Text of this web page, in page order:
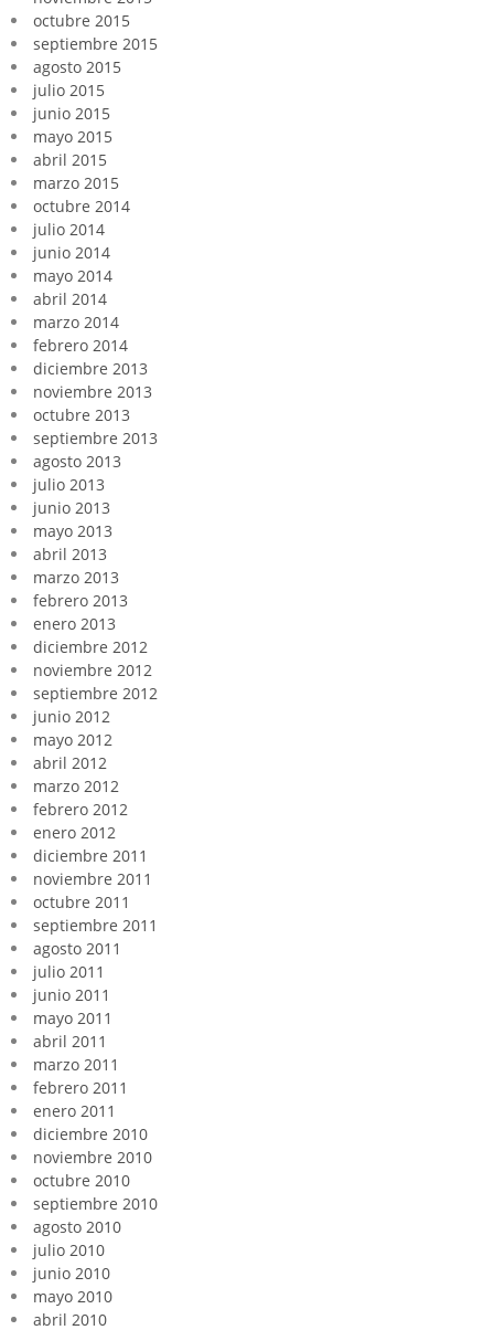
octubre 2015
septiembre 2015
agosto 2015
julio 2015
junio 2015
mayo 2015
abril 2015
marzo 2015
octubre 2014
julio 2014
junio 2014
mayo 2014
abril 2014
marzo 2014
febrero 2014
diciembre 2013
noviembre 2013
octubre 2013
septiembre 2013
agosto 2013
julio 2013
junio 2013
mayo 2013
abril 2013
marzo 2013
febrero 2013
enero 2013
diciembre 2012
noviembre 2012
septiembre 2012
junio 2012
mayo 2012
abril 2012
marzo 2012
febrero 2012
enero 2012
diciembre 2011
noviembre 2011
octubre 2011
septiembre 2011
agosto 2011
julio 2011
junio 2011
mayo 2011
abril 2011
marzo 2011
febrero 2011
enero 2011
diciembre 2010
noviembre 2010
octubre 2010
septiembre 2010
agosto 2010
julio 2010
junio 2010
mayo 2010
abril 2010